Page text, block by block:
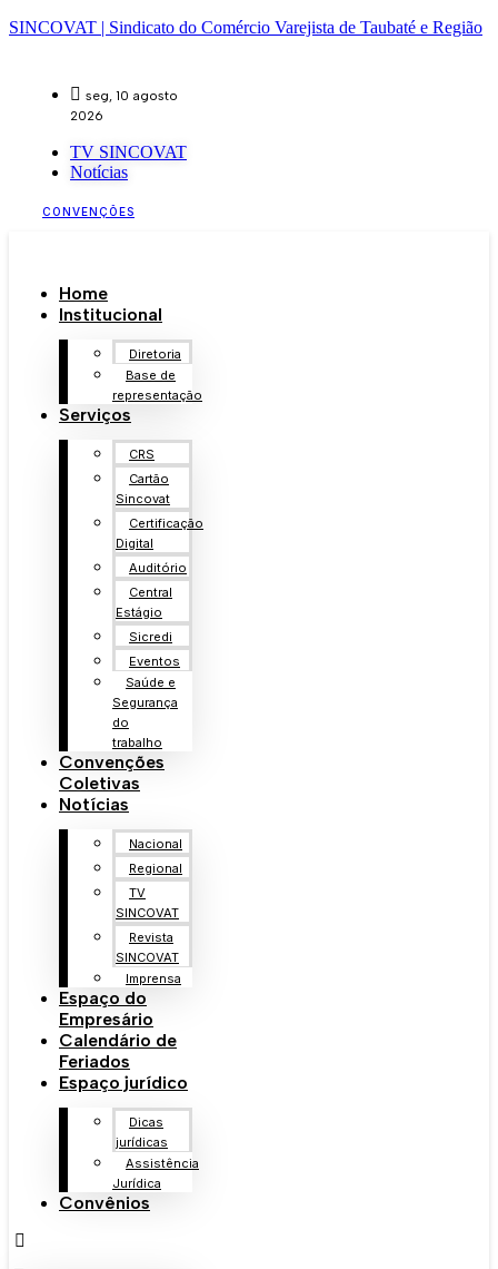
SINCOVAT | Sindicato do Comércio Varejista de Taubaté e Região
seg, 10 agosto
2026
TV SINCOVAT
Notícias
CONVENÇÕES
Home
Institucional
Diretoria
Base de
representação
Serviços
CRS
Cartão
Sincovat
Certificação
Digital
Auditório
Central
Estágio
Sicredi
Eventos
Saúde e
Segurança
do
trabalho
Convenções
Coletivas
Notícias
Nacional
Regional
TV
SINCOVAT
Revista
SINCOVAT
Imprensa
Espaço do
Empresário
Calendário de
Feriados
Espaço jurídico
Dicas
jurídicas
Assistência
Jurídica
Convênios